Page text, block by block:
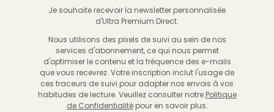
Je souhaite recevoir la newsletter personnalisée
d'Ultra Premium Direct.
Nous utilisons des pixels de suivi au sein de nos
services d'abonnement, ce qui nous permet
d'optimiser le contenu et la fréquence des e-mails
que vous recevrez. Votre inscription inclut l'usage de
ces traceurs de suivi pour adapter nos envois à vos
habitudes de lecture. Veuillez consulter notre Politique
de Confidentialitépour en savoir plus.